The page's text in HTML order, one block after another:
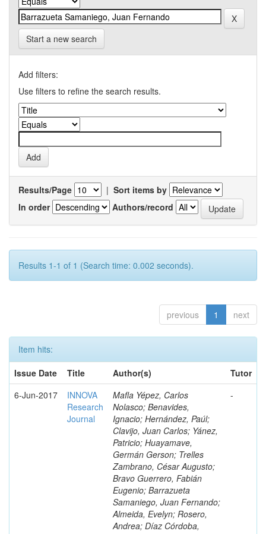
Start a new search
Add filters:
Use filters to refine the search results.
Results/Page | Sort items by
In order
Authors/record
Results 1-1 of 1 (Search time: 0.002 seconds).
previous 1 next
Item hits:
Issue Date
Title Author(s)
Tutor
6-Jun-2017
INNOVA
Research
Journal
Mafla Yépez, Carlos
Nolasco; Benavides,
Ignacio; Hernández, Paúl;
Clavijo, Juan Carlos; Yánez,
Patricio; Huayamave,
Germán Gerson; Trelles
Zambrano, César Augusto;
Bravo Guerrero, Fabián
Eugenio; Barrazueta
Samaniego, Juan Fernando;
Almeida, Evelyn; Rosero,
Andrea; Díaz Córdoba,
-